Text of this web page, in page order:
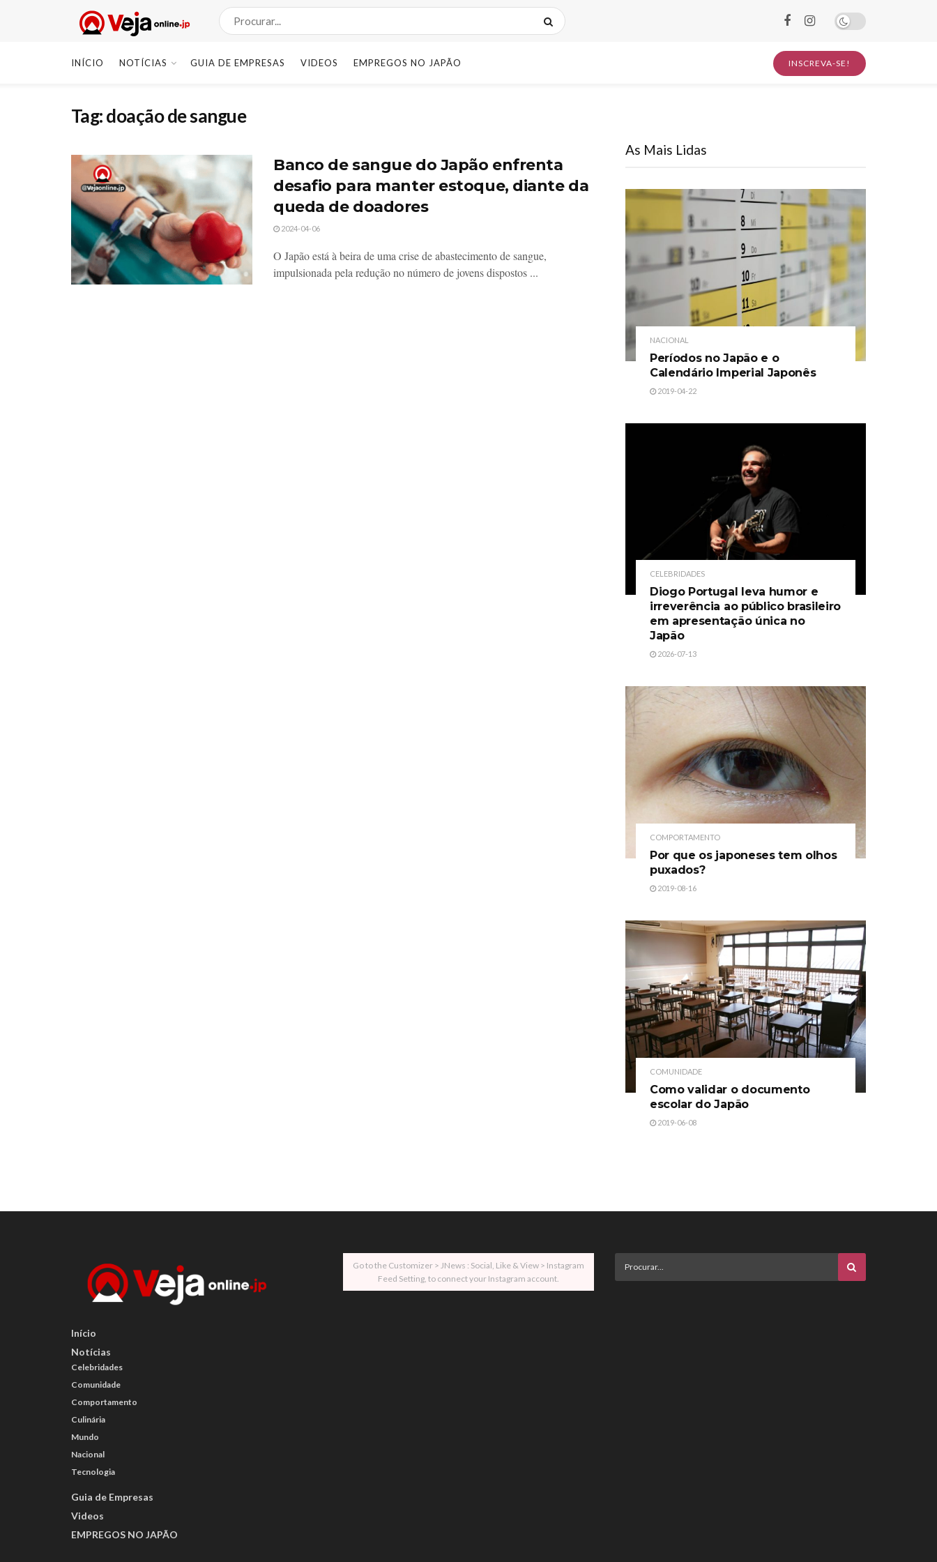
INÍCIO NOTÍCIAS GUIA DE EMPRESAS VIDEOS EMPREGOS NO JAPÃO INSCREVA-SE!
Tag:doação de sangue
Banco de sangue do Japão enfrenta
desafio para manter estoque, diante da
queda de doadores
2024-04-06
O Japão está à beira de uma crise de abastecimento de sangue,
impulsionada pela redução no número de jovens dispostos ...
As Mais Lidas
NACIONAL
Períodos no Japão e o
Calendário Imperial Japonês
2019-04-22
CELEBRIDADES
Diogo Portugal leva humor e
irreverência ao público brasileiro
em apresentação única no
Japão
2026-07-13
COMPORTAMENTO
Por que os japoneses tem olhos
puxados?
2019-08-16
COMUNIDADE
Como validar o documento
escolar do Japão
2019-06-08
Início
Notícias
Celebridades
Comunidade
Comportamento
Culinária
Mundo
Nacional
Tecnologia
Guia de Empresas
Videos
EMPREGOS NO JAPÃO
Go to the Customizer > JNews : Social, Like & View > Instagram
Feed Setting, to connect your Instagram account.